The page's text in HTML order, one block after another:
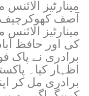
مینارٹیز
آصف کھوکرچیف
مینارٹیز
کی اور حافظ
برادری نے پاک
اظہار کیا۔
برادری مل کر